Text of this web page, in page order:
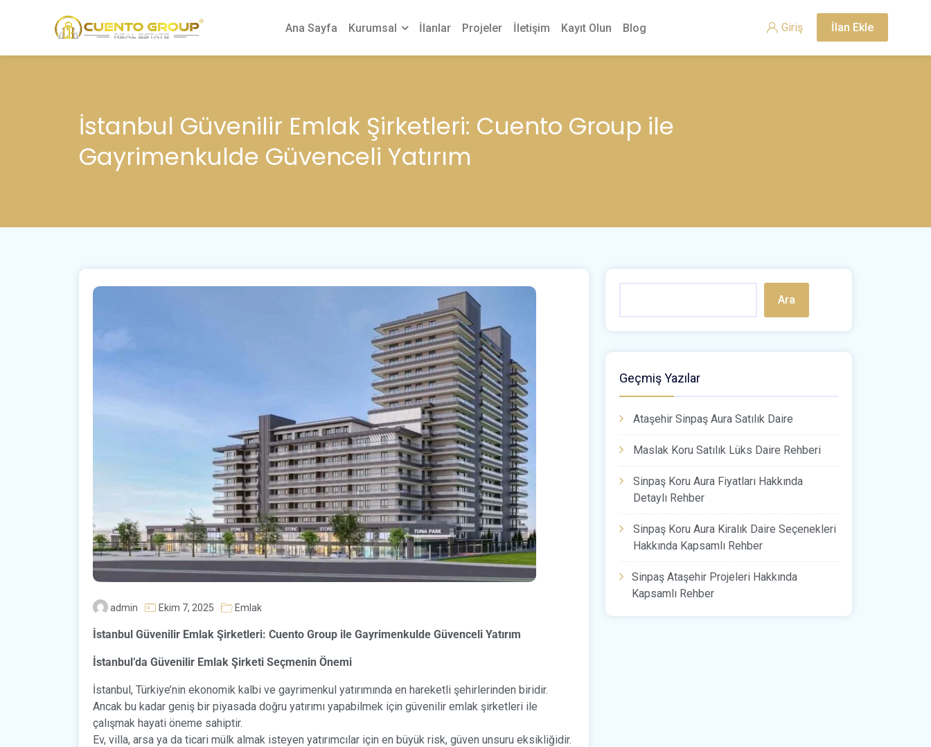
Ana Sayfa Kurumsal İlanlar Projeler İletişim Kayıt Olun Blog Giriş İlan Ekle
İstanbul Güvenilir Emlak Şirketleri: Cuento Group ile
Gayrimenkulde Güvenceli Yatırım
admin Ekim 7, 2025 Emlak
İstanbul Güvenilir Emlak Şirketleri: Cuento Group ile Gayrimenkulde Güvenceli Yatırım
İstanbul’da Güvenilir Emlak Şirketi Seçmenin Önemi
İstanbul, Türkiye’nin ekonomik kalbi ve gayrimenkul yatırımında en hareketli şehirlerinden biridir.
Ancak bu kadar geniş bir piyasada doğru yatırımı yapabilmek için güvenilir emlak şirketleri ile
çalışmak hayati öneme sahiptir.
Ev, villa, arsa ya da ticari mülk almak isteyen yatırımcılar için en büyük risk, güven unsuru eksikliğidir.
Ara
Geçmiş Yazılar
Ataşehir Sinpaş Aura Satılık Daire
Maslak Koru Satılık Lüks Daire Rehberi
Sinpaş Koru Aura Fiyatları Hakkında
Detaylı Rehber
Sinpaş Koru Aura Kiralık Daire Seçenekleri
Hakkında Kapsamlı Rehber
Sinpaş Ataşehir Projeleri Hakkında
Kapsamlı Rehber